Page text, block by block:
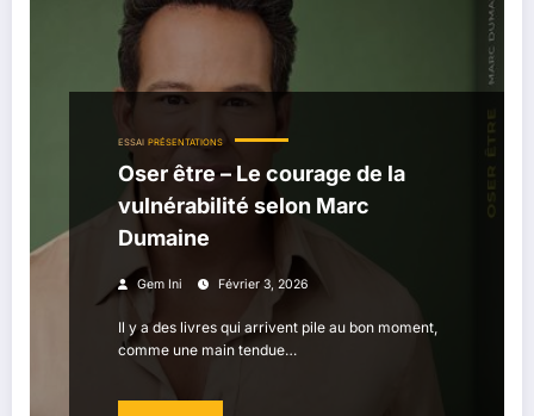
ESSAI PRÉSENTATIONS
Oser être – Le courage de la
vulnérabilité selon Marc
Dumaine
Gem Ini Février 3, 2026
Il y a des livres qui arrivent pile au bon moment,
comme une main tendue…